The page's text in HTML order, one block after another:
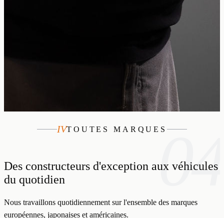
04
IVTOUTES MARQUES
Des constructeurs d'exception aux véhicules
du quotidien
Nous travaillons quotidiennement sur l'ensemble des marques
européennes, japonaises et américaines.